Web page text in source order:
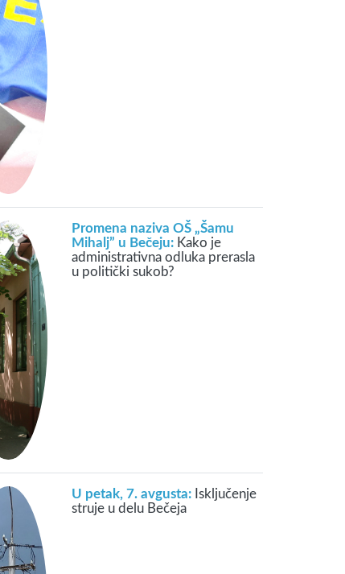
Promena naziva OŠ „Šamu
Mihalj” u Bečeju: Kako je
administrativna odluka prerasla
u politički sukob?
U petak, 7. avgusta: Isključenje
struje u delu Bečeja